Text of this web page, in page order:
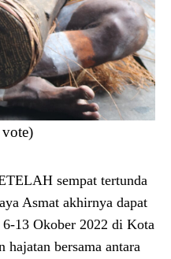
sempat tertunda
Asmat akhirnya dapat
13 Okober 2022 di Kota
bersama antara